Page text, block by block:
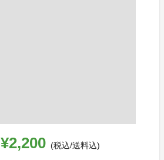
¥2,200 (税込/送料込)